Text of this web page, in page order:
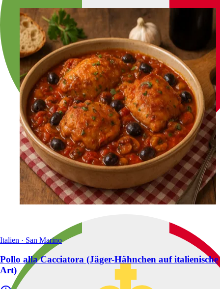
Italien · San Marino
Pollo alla Cacciatora (Jäger-Hähnchen auf italienische
Art)